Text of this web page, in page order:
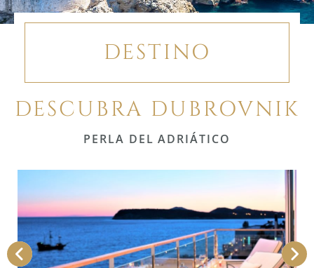
DESTINO
DESCUBRA DUBROVNIK
PERLA DEL ADRIÁTICO